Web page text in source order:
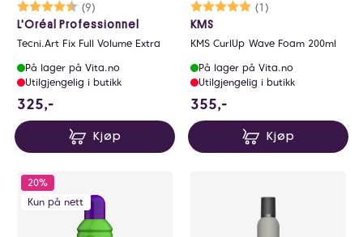
Karakter:
(9)
4.7 av 5 mulige
L'Oréal Professionnel
Tecni.Art Fix Full Volume Extra
På lager på Vita.no
Utilgjengelig i butikk
325,-
Kjøp
Karakter:
(1)
5.0 av 5 mulige
KMS
KMS CurlUp Wave Foam 200ml
På lager på Vita.no
Utilgjengelig i butikk
355,-
Kjøp
20%
Kun på nett